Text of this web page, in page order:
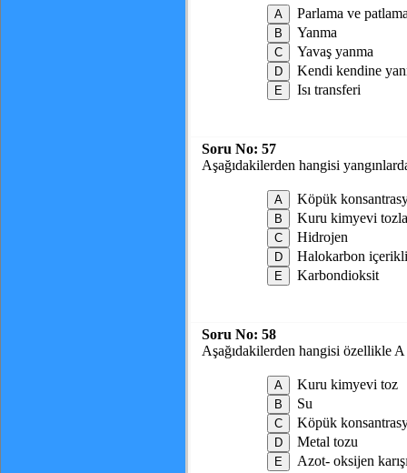
Parlama ve
Yanma
Yavaş yanma
Kendi kendine
Isı transferi
Soru No: 57
Aşağıdakilerden hangisi
Köpük
Kuru kimyevi
Hidrojen
Halokarbon
Karbondioksit
Soru No: 58
Aşağıdakilerden hangisi özellikle A
Kuru kimyevi toz
Su
Köpük
Metal tozu
Azot- oksijen